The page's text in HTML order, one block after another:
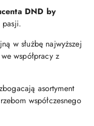
DND by
pasji.
w służbę najwyższej
współpracy z
asortyment
współczesnego